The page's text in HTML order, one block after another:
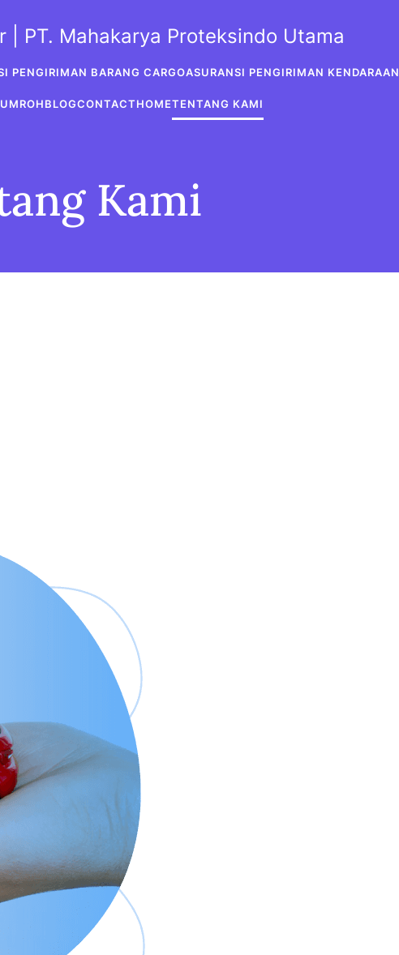
PT. Mahakarya Proteksindo Utama
PENGIRIMAN BARANG CARGOASURANSI PENGIRIMAN KENDARAAN
BLOGCONTACTHOMETENTANG KAMI
Kami